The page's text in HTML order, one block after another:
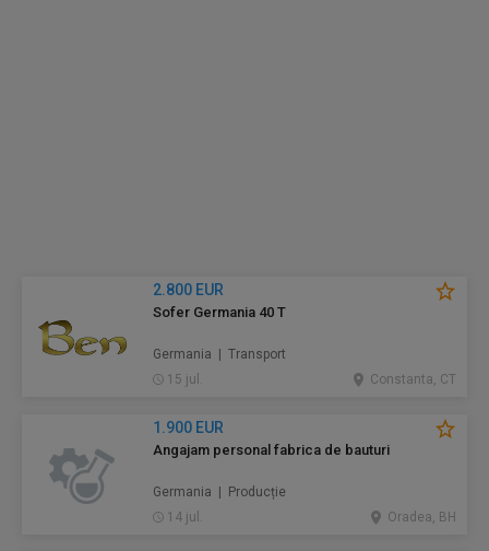
2.800 EUR
Sofer Germania 40 T
Germania | Transport
15 jul.
Constanta, CT
1.900 EUR
Angajam personal fabrica de bauturi
Germania | Producție
14 jul.
Oradea, BH